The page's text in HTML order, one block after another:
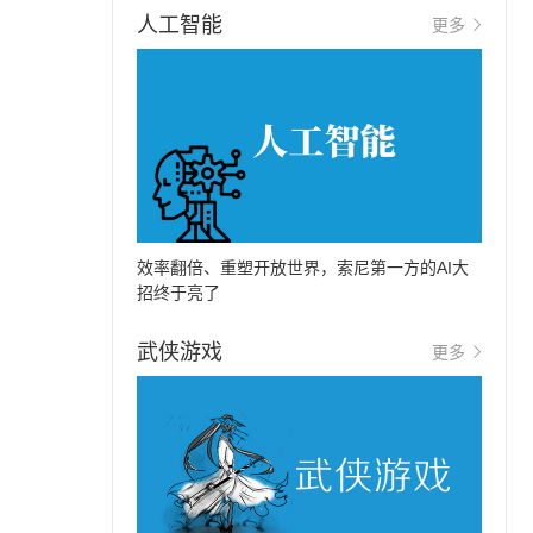
人工智能 更多
效率翻倍、重塑开放世界，索尼第一方的AI大
招终于亮了
武侠游戏 更多